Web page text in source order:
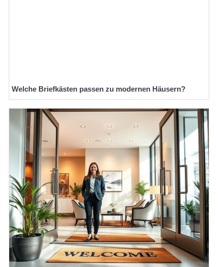
Welche Briefkästen passen zu modernen Häusern?